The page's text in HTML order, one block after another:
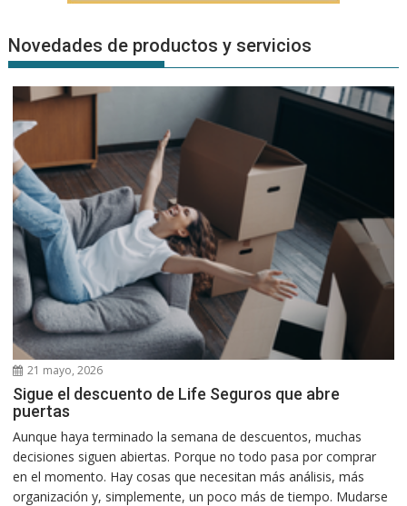
Novedades de productos y servicios
21 mayo, 2026
Sigue el descuento de Life Seguros que abre
puertas
Aunque haya terminado la semana de descuentos, muchas
decisiones siguen abiertas. Porque no todo pasa por comprar
en el momento. Hay cosas que necesitan más análisis, más
organización y, simplemente, un poco más de tiempo. Mudarse